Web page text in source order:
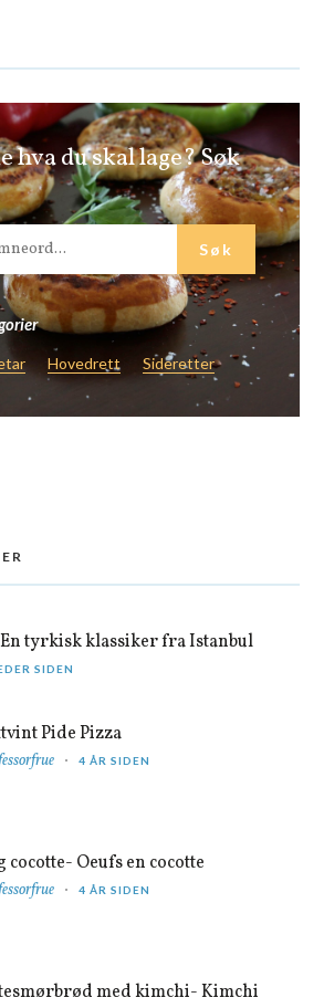
hva du skal lage? Søk
Hovedrett Sideretter
tyrkisk klassiker fra Istanbul
SIDEN
Pide Pizza
4 ÅR SIDEN
cocotte- Oeufs en cocotte
4 ÅR SIDEN
med kimchi- Kimchi